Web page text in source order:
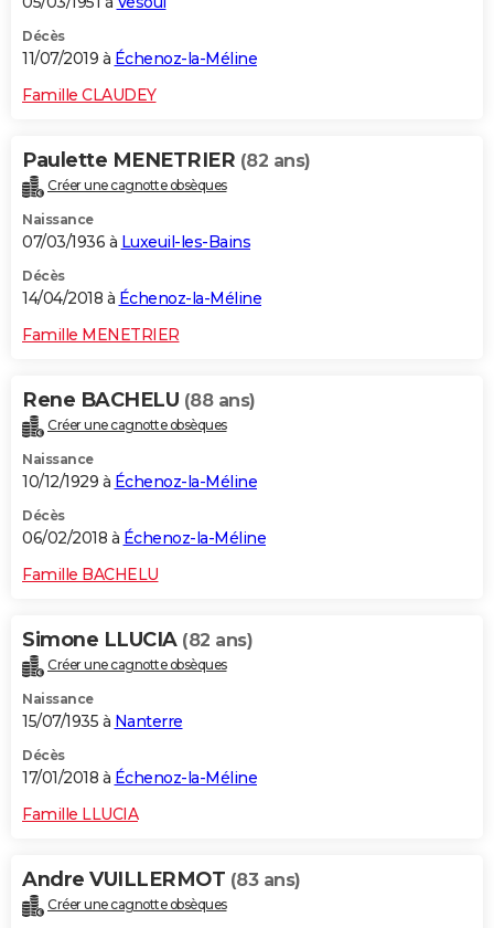
Décès
11/07/2019 à Échenoz-la-Méline
Famille CLAUDEY
Paulette MENETRIER (82 ans)
Créer une cagnotte obsèques
Naissance
07/03/1936 à Luxeuil-les-Bains
Décès
14/04/2018 à Échenoz-la-Méline
Famille MENETRIER
Rene BACHELU (88 ans)
Créer une cagnotte obsèques
Naissance
10/12/1929 à Échenoz-la-Méline
Décès
06/02/2018 à Échenoz-la-Méline
Famille BACHELU
Simone LLUCIA (82 ans)
Créer une cagnotte obsèques
Naissance
15/07/1935 à Nanterre
Décès
17/01/2018 à Échenoz-la-Méline
Famille LLUCIA
Andre VUILLERMOT (83 ans)
Créer une cagnotte obsèques